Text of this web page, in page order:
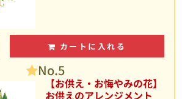
カートに入れる
No.5
【お供え・お悔やみの花】
お供えのアレンジメント